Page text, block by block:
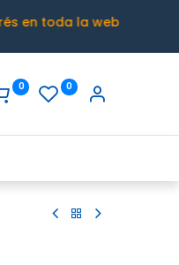
en toda la web
0 0